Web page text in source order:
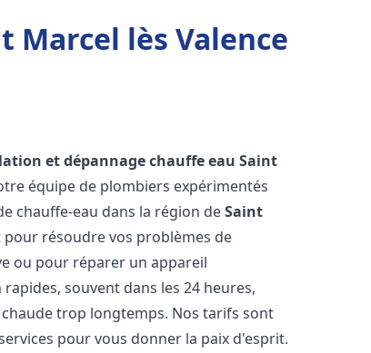
Marcel lès Valence
et dépannage chauffe eau Saint
équipe de plombiers expérimentés
chauffe-eau dans la région deSaint
résoudre vos problèmes de
ou pour réparer un appareil
souvent dans les 24 heures,
trop longtemps. Nos tarifs sont
pour vous donner la paix d'esprit.